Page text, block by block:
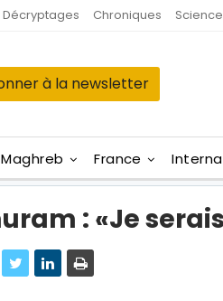
Décryptages Chroniques
à la newsletter
Maghreb France
: «Je